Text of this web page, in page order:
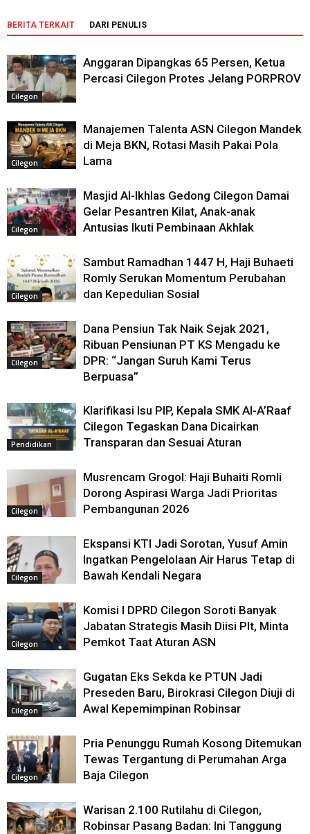
BERITA TERKAIT DARI PENULIS
Cilegon
Anggaran Dipangkas 65 Persen, Ketua
Percasi Cilegon Protes Jelang PORPROV
Cilegon
Manajemen Talenta ASN Cilegon Mandek
di Meja BKN, Rotasi Masih Pakai Pola
Lama
Cilegon
Masjid Al-Ikhlas Gedong Cilegon Damai
Gelar Pesantren Kilat, Anak-anak
Antusias Ikuti Pembinaan Akhlak
Cilegon
Sambut Ramadhan 1447 H, Haji Buhaeti
Romly Serukan Momentum Perubahan
dan Kepedulian Sosial
Cilegon
Dana Pensiun Tak Naik Sejak 2021,
Ribuan Pensiunan PT KS Mengadu ke
DPR: “Jangan Suruh Kami Terus
Berpuasa”
Pendidikan
Klarifikasi Isu PIP, Kepala SMK Al-A’Raaf
Cilegon Tegaskan Dana Dicairkan
Transparan dan Sesuai Aturan
Cilegon
Musrencam Grogol: Haji Buhaiti Romli
Dorong Aspirasi Warga Jadi Prioritas
Pembangunan 2026
Cilegon
Ekspansi KTI Jadi Sorotan, Yusuf Amin
Ingatkan Pengelolaan Air Harus Tetap di
Bawah Kendali Negara
Cilegon
Komisi I DPRD Cilegon Soroti Banyak
Jabatan Strategis Masih Diisi Plt, Minta
Pemkot Taat Aturan ASN
Cilegon
Gugatan Eks Sekda ke PTUN Jadi
Preseden Baru, Birokrasi Cilegon Diuji di
Awal Kepemimpinan Robinsar
Cilegon
Pria Penunggu Rumah Kosong Ditemukan
Tewas Tergantung di Perumahan Arga
Baja Cilegon
Warisan 2.100 Rutilahu di Cilegon,
Robinsar Pasang Badan: Ini Tanggung